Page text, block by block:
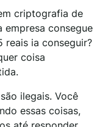
criptografia de
empresa consegue
reais ia conseguir?
coisa
ilegais. Você
essas coisas,